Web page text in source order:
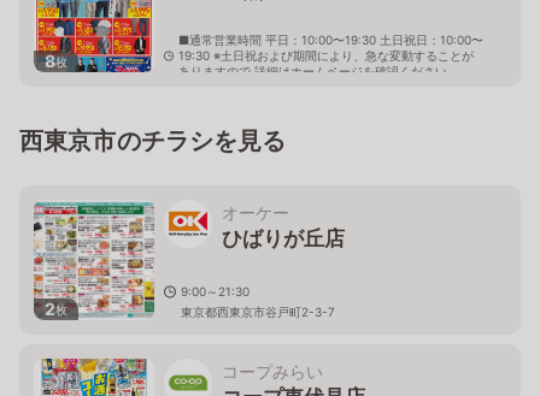
8枚
■通常営業時間 平日：10:00〜19:30 土日祝日：10:00〜
19:30 ※土日祝および期間により、急な変動することが
ありますので 詳細はホームページを確認ください
西東京市のチラシを見る
2枚
オーケー
ひばりが丘店
9:00～21:30
東京都西東京市谷戸町2-3-7
コープみらい